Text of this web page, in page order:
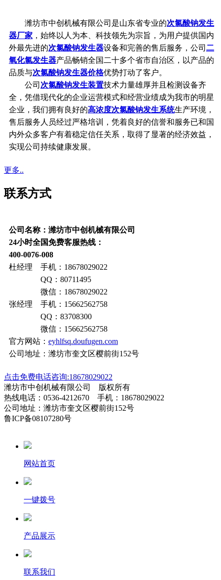
潍坊市中创机械有限公司是山东省专业的次氯酸钠发生
器厂家 ，始终以人为本、科技领先为宗旨，为用户提供国内
外最先进的次氯酸钠发生器设备和完善的售后服务，公司 二
氧化氯发生器产品畅销全国二十多个省市自治区，以产品的
品质与次氯酸钠发生器价格优势打动了客户。
公司 次氯酸钠发生装置技术力量雄厚并且检测设备齐
全，凭借现代化的企业运营模式和经营业绩成为我市的明星
企业，我们拥有良好的高浓度次氯酸钠发生系统生产环境，
售后服务人员经过严格培训，凭着良好的信誉和服务已和国
内外众多客户有着稳定信任关系，取得了显著的经济效益，
实现公司持续健康发展。
更多..
联系方式
公司名称：潍坊市中创机械有限公司
24小时全国免费客服热线：
400-0076-008
杜经理 手机：18678029022
QQ：80711495
微信：18678029022
张经理 手机：15662562758
QQ：83708300
微信：15662562758
官方网站： eyhlfsq.doufugen.com
公司地址：潍坊市奎文区樱前街152号
点击免费电话咨询:18678029022
潍坊市中创机械有限公司 版权所有
热线电话：0536-4212670 手机：18678029022
公司地址：潍坊市奎文区樱前街152号
鲁ICP备08107280号
网站首页
一键拨号
产品展示
联系我们